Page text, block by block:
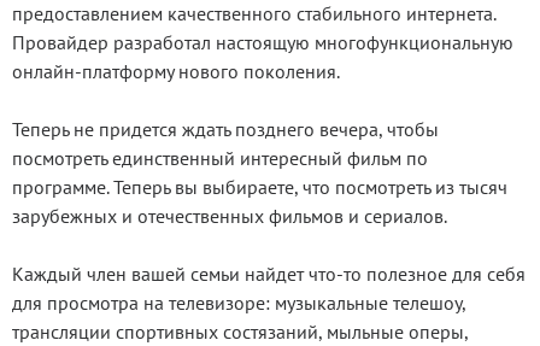
предоставлением качественного стабильного интернета.
Провайдер разработал настоящую многофункциональную
онлайн-платформу нового поколения.
Теперь не придется ждать позднего вечера, чтобы
посмотреть единственный интересный фильм по
программе. Теперь вы выбираете, что посмотреть из тысяч
зарубежных и отечественных фильмов и сериалов.
Каждый член вашей семьи найдет что-то полезное для себя
для просмотра на телевизоре: музыкальные телешоу,
трансляции спортивных состязаний, мыльные оперы,